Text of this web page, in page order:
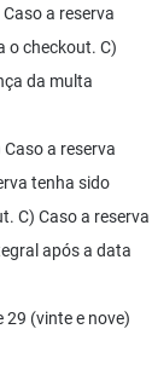
a reserva
o checkout. C)
da multa
a reserva
tenha sido
C) Caso a reserva
após a data
(vinte e nove)